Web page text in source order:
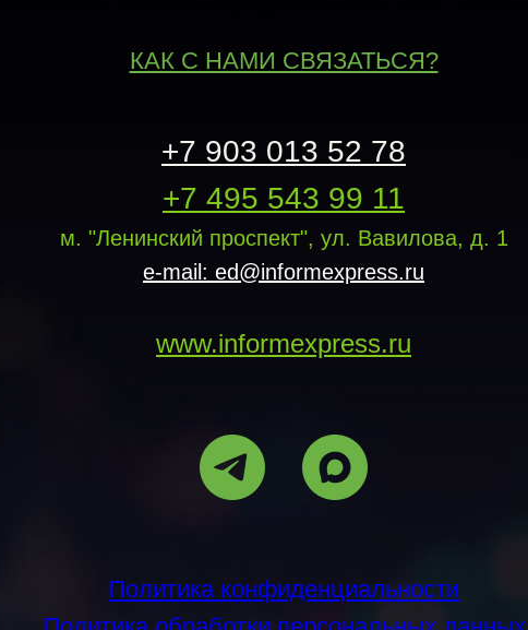
КАК С НАМИ СВЯЗАТЬСЯ?
+7 903 013 52 78
+7 495 543 99 11
м. "Ленинский проспект", ул. Вавилова, д. 1
e-mail: ed@informexpress.ru
www.informexpress.ru
Политика конфиденциальности